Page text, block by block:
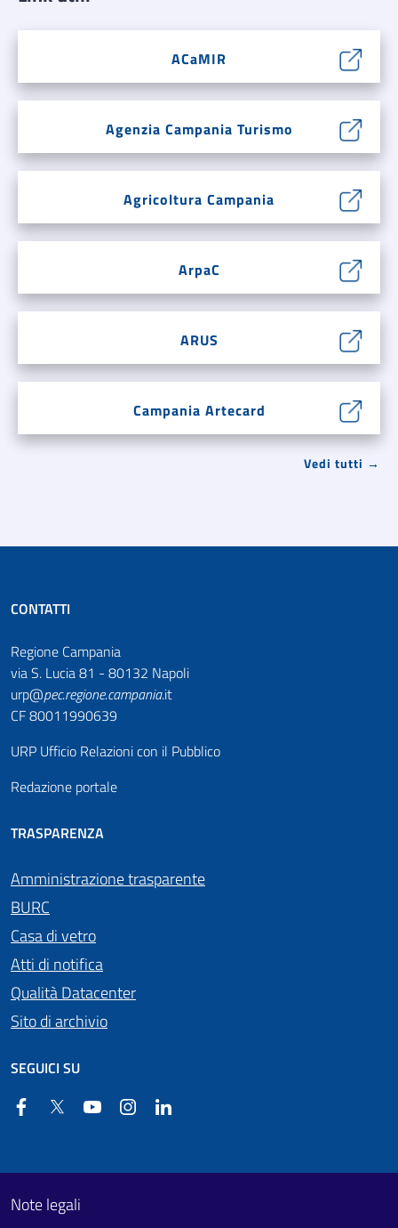
ACaMIR
Agenzia Campania Turismo
Agricoltura Campania
ArpaC
ARUS
Campania Artecard
Vedi tutti →
CONTATTI
Regione Campania
via S. Lucia 81 - 80132 Napoli
urp@pec.regione.campania.it
CF 80011990639
URP Ufficio Relazioni con il Pubblico
Redazione portale
TRASPARENZA
Amministrazione trasparente
BURC
Casa di vetro
Atti di notifica
Qualità Datacenter
Sito di archivio
SEGUICI SU
FacebookTwitter YouTube Instagram
Footer First
Useful links section
Note legali